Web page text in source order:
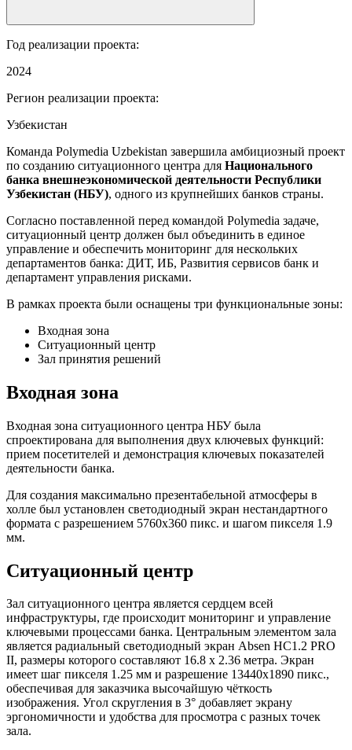
Год реализации проекта:
2024
Регион реализации проекта:
Узбекистан
Команда Polymedia Uzbekistan завершила амбициозный проект
по созданию ситуационного центра для Национального
банка внешнеэкономической деятельности Республики
Узбекистан (НБУ), одного из крупнейших банков страны.
Согласно поставленной перед командой Polymedia задаче,
ситуационный центр должен был объединить в единое
управление и обеспечить мониторинг для нескольких
департаментов банка: ДИТ, ИБ, Развития сервисов банк и
департамент управления рисками.
В рамках проекта были оснащены три функциональные зоны:
Входная зона
Ситуационный центр
Зал принятия решений
Входная зона
Входная зона ситуационного центра НБУ была
спроектирована для выполнения двух ключевых функций:
прием посетителей и демонстрация ключевых показателей
деятельности банка.
Для создания максимально презентабельной атмосферы в
холле был установлен светодиодный экран нестандартного
формата с разрешением 5760x360 пикс. и шагом пикселя 1.9
мм.
Ситуационный центр
Зал ситуационного центра является сердцем всей
инфраструктуры, где происходит мониторинг и управление
ключевыми процессами банка. Центральным элементом зала
является радиальный светодиодный экран Absen HC1.2 PRO
II, размеры которого составляют 16.8 х 2.36 метра. Экран
имеет шаг пикселя 1.25 мм и разрешение 13440x1890 пикс.,
обеспечивая для заказчика высочайшую чёткость
изображения. Угол скругления в 3° добавляет экрану
эргономичности и удобства для просмотра с разных точек
зала.